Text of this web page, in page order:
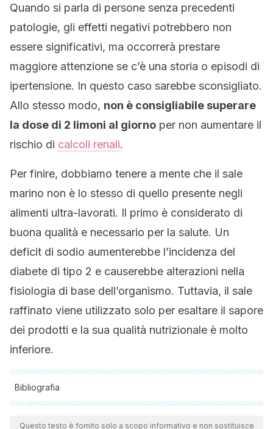
Quando si parla di persone senza precedenti
patologie, gli effetti negativi potrebbero non
essere significativi, ma occorrerà prestare
maggiore attenzione se c’è una storia o episodi di
ipertensione. In questo caso sarebbe sconsigliato.
Allo stesso modo, non è consigliabile superare
la dose di 2 limoni al giorno per non aumentare il
rischio di calcoli renali.
Per finire, dobbiamo tenere a mente che il sale
marino non è lo stesso di quello presente negli
alimenti ultra-lavorati. Il primo è considerato di
buona qualità e necessario per la salute. Un
deficit di sodio aumenterebbe l’incidenza del
diabete di tipo 2 e causerebbe alterazioni nella
fisiologia di base dell’organismo. Tuttavia, il sale
raffinato viene utilizzato solo per esaltare il sapore
dei prodotti e la sua qualità nutrizionale è molto
inferiore.
Bibliografia
Tutte le fonti citate sono state esaminate a fondo dal nostro
team per garantirne la qualità, l'affidabilità, l'attualità e la
Questo testo è fornito solo a scopo informativo e non sostituisce